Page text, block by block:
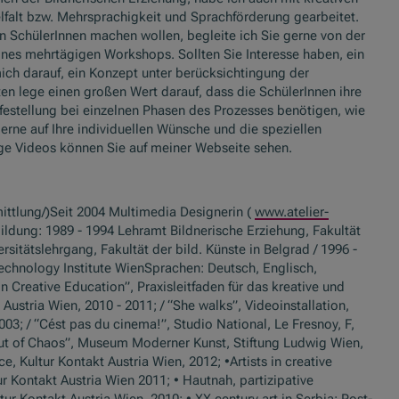
bzw. Mehrsprachigkeit und Sprachförderung gearbeitet.
machen wollen, begleite ich Sie gerne von der
mehrtägigen Workshops. Sollten Sie Interesse haben, ein
darauf, ein Konzept unter berücksichtingung der
lege einen großen Wert darauf, dass die SchülerInnen ihre
bei einzelnen Phasen des Prozesses benötigen, wie
auf Ihre individuellen Wünsche und die speziellen
Videos können Sie auf meiner Webseite sehen.
)Seit 2004 Multimedia Designerin ( www.atelier-
1989 - 1994 Lehramt Bildnerische Erziehung, Fakultät
Fakultät der bild. Künste in Belgrad / 1996 -
Institute WienSprachen: Deutsch, Englisch,
Creative Education”, Praxisleitfaden für das kreative und
Wien, 2010 - 2011; / “She walks”, Videoinstallation,
/ “Cést pas du cinema!”, Studio National, Le Fresnoy, F,
of Chaos”, Museum Moderner Kunst, Stiftung Ludwig Wien,
Kultur Kontakt Austria Wien, 2012; •Artists in creative
Kontakt Austria Wien 2011; • Hautnah, partizipative